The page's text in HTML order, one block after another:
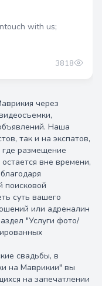
with us;
3818
через
Наша
так и на экспатов,
где размещение
вне времени,
поисковой
суть вашего
или адреналин
"Услуги фото/
свадьбы, в
на Маврикии" вы
на запечатлении